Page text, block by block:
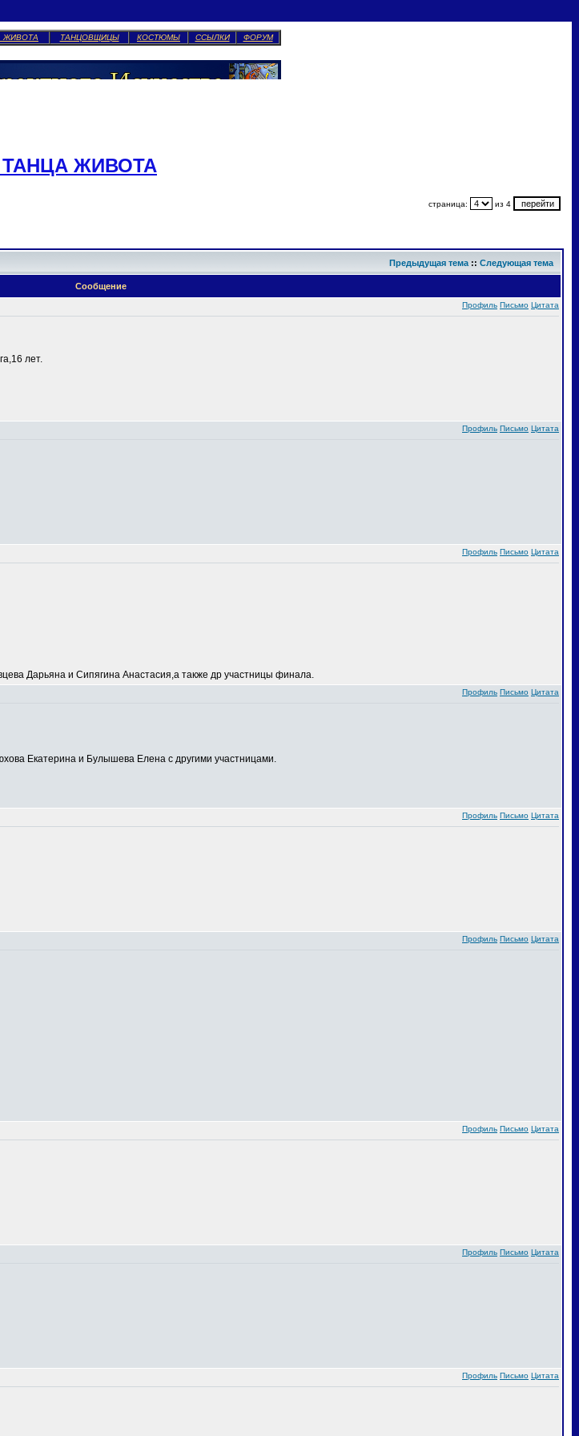
ЖИВОТА ТАНЦОВЩИЦЫ КОСТЮМЫ ССЫЛКИ ФОРУМ
ЖИВОТА
страница: из 4
Предыдущая тема :: Следующая тема
Сообщение
Профиль Письмо Цитата
лет.
Профиль Письмо Цитата
Профиль Письмо Цитата
Дарьяна и Сипягина Анастасия,а также др участницы финала.
Профиль Письмо Цитата
Екатерина и Булышева Елена с другими участницами.
Профиль Письмо Цитата
Профиль Письмо Цитата
Профиль Письмо Цитата
Профиль Письмо Цитата
Профиль Письмо Цитата